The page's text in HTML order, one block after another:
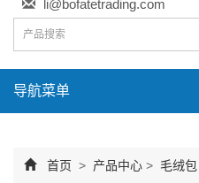
li@bofatetrading.com
导航菜单
首页 > 产品中心 > 毛绒包